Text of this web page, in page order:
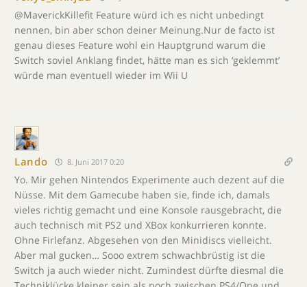
@MaverickKillefit Feature würd ich es nicht unbedingt
nennen, bin aber schon deiner Meinung.Nur de facto ist
genau dieses Feature wohl ein Hauptgrund warum die
Switch soviel Anklang findet, hätte man es sich ‘geklemmt’
würde man eventuell wieder im Wii U
Lando 8. Juni 2017 0:20
Yo. Mir gehen Nintendos Experimente auch dezent auf die
Nüsse. Mit dem Gamecube haben sie, finde ich, damals
vieles richtig gemacht und eine Konsole rausgebracht, die
auch technisch mit PS2 und XBox konkurrieren konnte.
Ohne Firlefanz. Abgesehen von den Minidiscs vielleicht.
Aber mal gucken… Sooo extrem schwachbrüstig ist die
Switch ja auch wieder nicht. Zumindest dürfte diesmal die